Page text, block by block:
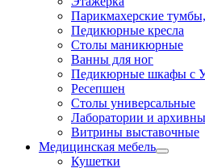
Парикмахерские
Педикюрные кресла
Столы маникюрные
Ванны для ног
Педикюрные шкафы с
Ресепшен
Столы универсальные
Лаборатории и
Витрины выставочные
Медицинская мебель
Кушетки